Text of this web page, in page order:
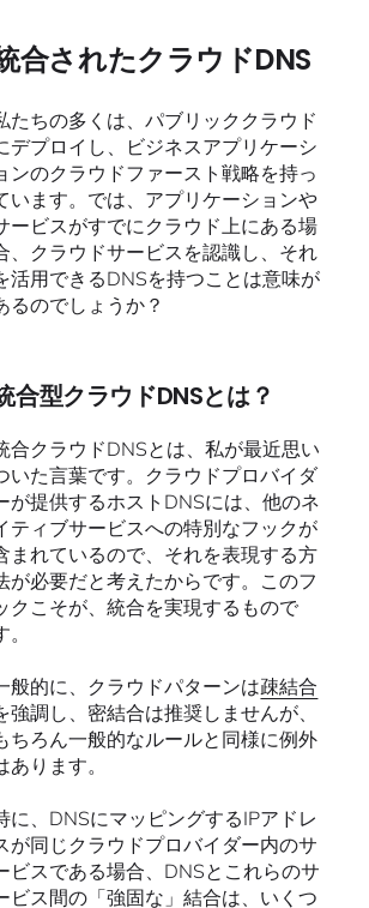
合されたクラウドDNS
たちの多くは、パブリッククラウド
デプロイし、ビジネスアプリケーシ
ンのクラウドファースト戦略を持っ
います。では、アプリケーションや
ービスがすでにクラウド上にある場
、クラウドサービスを認識し、それ
活用できるDNSを持つことは意味が
るのでしょうか？
合型クラウドDNSとは？
合クラウドDNSとは、私が最近思い
いた言葉です。クラウドプロバイダ
が提供するホストDNSには、他のネ
ティブサービスへの特別なフックが
まれているので、それを表現する方
が必要だと考えたからです。このフ
クこそが、統合を実現するもので
。
般的に、クラウドパターンは疎結合
強調し、密結合は推奨しませんが、
ちろん一般的なルールと同様に例外
あります。
に、DNSにマッピングするIPアドレ
が同じクラウドプロバイダー内のサ
ビスである場合、DNSとこれらのサ
ビス間の「強固な」結合は、いくつ